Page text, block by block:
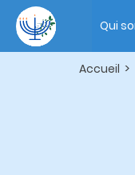
contenu
principal
Qui
Accueil